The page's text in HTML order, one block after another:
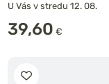
U Vás v stredu 12. 08.
39,60 €